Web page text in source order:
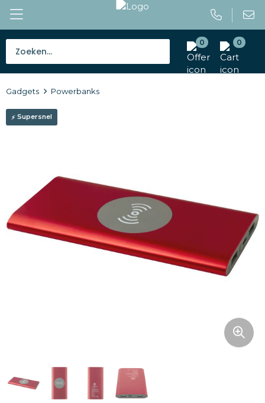
0 0
Tassen
Caps en mutsen
Drinkwaren
Paraplu's
Outdoor en vrije tijd
Gereedschap en veiligheid
Kantoorartikelen
Gadgets
Gadgets Powerbanks
Supersnel